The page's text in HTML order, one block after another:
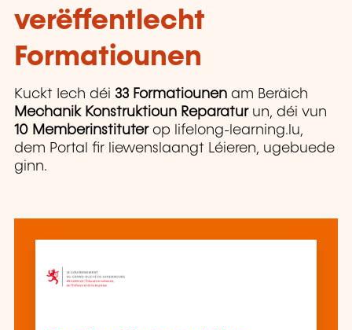
verëffentlecht
Formatiounen
Kuckt Iech déi 33 Formatiounen am Beräich
Mechanik Konstruktioun Reparaturun, déi vun
10 Memberinstituter op lifelong-learning.lu,
dem Portal fir liewenslaangt Léieren, ugebuede
ginn.